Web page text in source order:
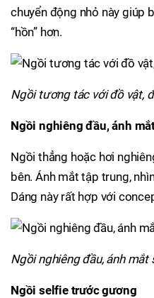
chuyển động nhỏ này giúp
“hồn” hơn.
Ngồi tương tác với đồ vật,
Ngồi nghiêng đầu, ánh
Ngồi thẳng hoặc hơi
bên. Ánh mắt tập trung,
Dáng này rất hợp với
Ngồi nghiêng đầu, ánh mắt
Ngồi selfie trước gương